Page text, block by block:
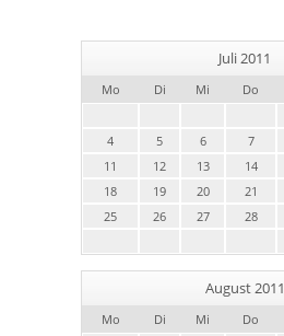
Juli 2011
Mo Di Mi Do
4
5 6 7
11
12 13 14
18
19 20 21
25
26 27 28
August 2011
Mo Di Mi Do